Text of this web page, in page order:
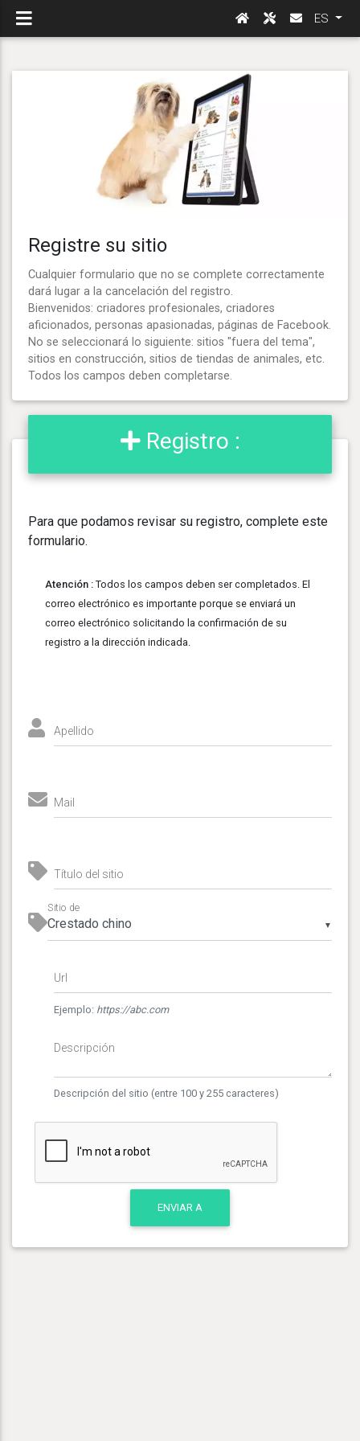
ES
Registre su sitio
Cualquier formulario que no se complete correctamente
dará lugar a la cancelación del registro.
Bienvenidos: criadores profesionales, criadores
aficionados, personas apasionadas, páginas de Facebook.
No se seleccionará lo siguiente: sitios "fuera del tema",
sitios en construcción, sitios de tiendas de animales, etc.
Todos los campos deben completarse.
Registro :
Para que podamos revisar su registro, complete este
formulario.
Atención : Todos los campos deben ser completados. El
correo electrónico es importante porque se enviará un
correo electrónico solicitando la confirmación de su
registro a la dirección indicada.
Apellido
Mail
Título del sitio
▼
Sitio de
Url
Ejemplo: https://abc.com
Descripción
Descripción del sitio (entre 100 y 255 caracteres)
ENVIAR A